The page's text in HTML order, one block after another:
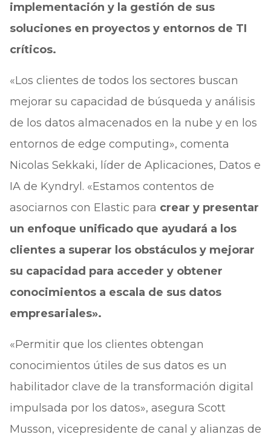
implementación y la gestión de sus
soluciones en proyectos y entornos de TI
críticos.
«Los clientes de todos los sectores buscan
mejorar su capacidad de búsqueda y análisis
de los datos almacenados en la nube y en los
entornos de edge computing», comenta
Nicolas Sekkaki, líder de Aplicaciones, Datos e
IA de Kyndryl. «Estamos contentos de
asociarnos con Elastic para crear y presentar
un enfoque unificado que ayudará a los
clientes a superar los obstáculos y mejorar
su capacidad para acceder y obtener
conocimientos a escala de sus datos
empresariales».
«Permitir que los clientes obtengan
conocimientos útiles de sus datos es un
habilitador clave de la transformación digital
impulsada por los datos», asegura Scott
Musson, vicepresidente de canal y alianzas de